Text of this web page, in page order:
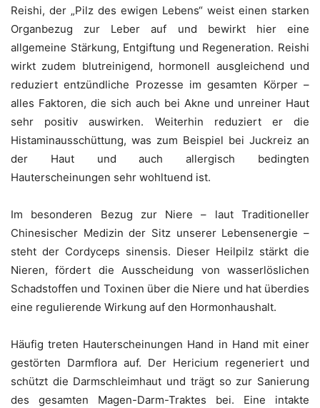
Reishi, der „Pilz des ewigen Lebens“ weist einen starken
Organbezug zur Leber auf und bewirkt hier eine
allgemeine Stärkung, Entgiftung und Regeneration. Reishi
wirkt zudem blutreinigend, hormonell ausgleichend und
reduziert entzündliche Prozesse im gesamten Körper –
alles Faktoren, die sich auch bei Akne und unreiner Haut
sehr positiv auswirken. Weiterhin reduziert er die
Histaminausschüttung, was zum Beispiel bei Juckreiz an
der Haut und auch allergisch bedingten
Hauterscheinungen sehr wohltuend ist.
Im besonderen Bezug zur Niere – laut Traditioneller
Chinesischer Medizin der Sitz unserer Lebensenergie –
steht der Cordyceps sinensis. Dieser Heilpilz stärkt die
Nieren, fördert die Ausscheidung von wasserlöslichen
Schadstoffen und Toxinen über die Niere und hat überdies
eine regulierende Wirkung auf den Hormonhaushalt.
Häufig treten Hauterscheinungen Hand in Hand mit einer
gestörten Darmflora auf. Der Hericium regeneriert und
schützt die Darmschleimhaut und trägt so zur Sanierung
des gesamten Magen-Darm-Traktes bei. Eine intakte